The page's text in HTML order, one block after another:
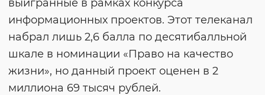
выигранные в рамках конкурса
информационных проектов. Этот телеканал
набрал лишь 2,6 балла по десятибалльной
шкале в номинации «Право на качество
жизни», но данный проект оценен в 2
миллиона 69 тысяч рублей.